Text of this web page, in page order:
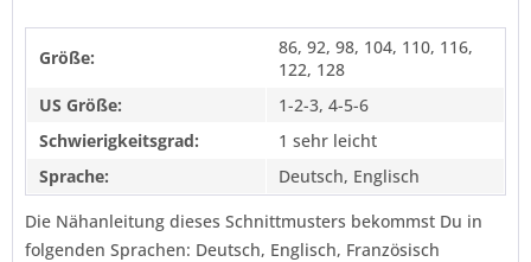
Größe:
86, 92, 98, 104, 110, 116,
122, 128
US Größe:
1-2-3, 4-5-6
Schwierigkeitsgrad:
1 sehr leicht
Sprache:
Deutsch, Englisch
Die Nähanleitung dieses Schnittmusters bekommst Du in
folgenden Sprachen: Deutsch, Englisch, Französisch